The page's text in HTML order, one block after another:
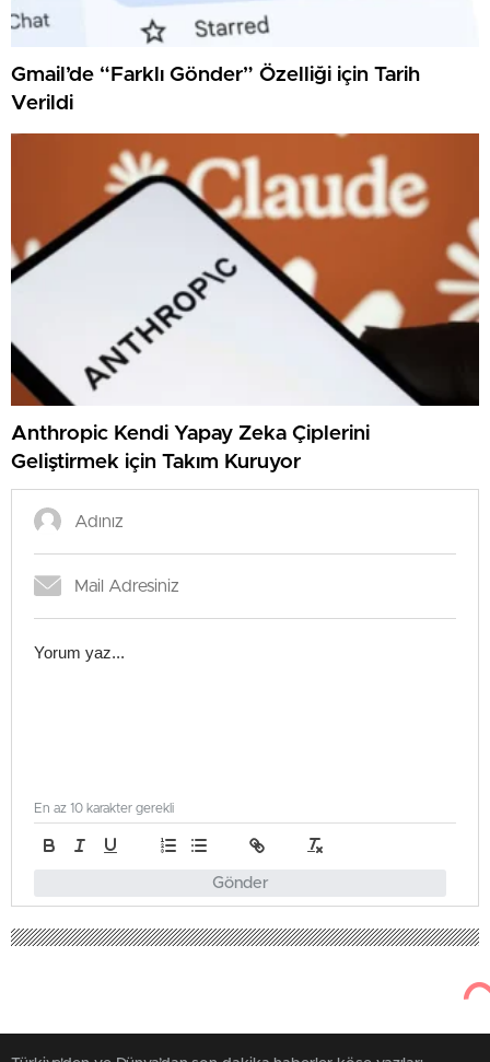
Gmail’de “Farklı Gönder” Özelliği için Tarih
Verildi
Anthropic Kendi Yapay Zeka Çiplerini
Geliştirmek için Takım Kuruyor
Gönder
En az 10 karakter gerekli